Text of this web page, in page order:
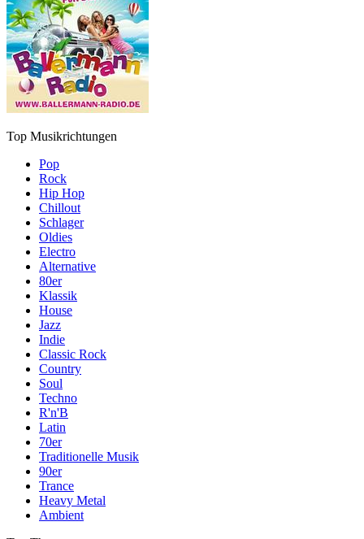
Top Musikrichtungen
Pop
Rock
Hip Hop
Chillout
Schlager
Oldies
Electro
Alternative
80er
Klassik
House
Jazz
Indie
Classic Rock
Country
Soul
Techno
R'n'B
Latin
70er
Traditionelle Musik
90er
Trance
Heavy Metal
Ambient